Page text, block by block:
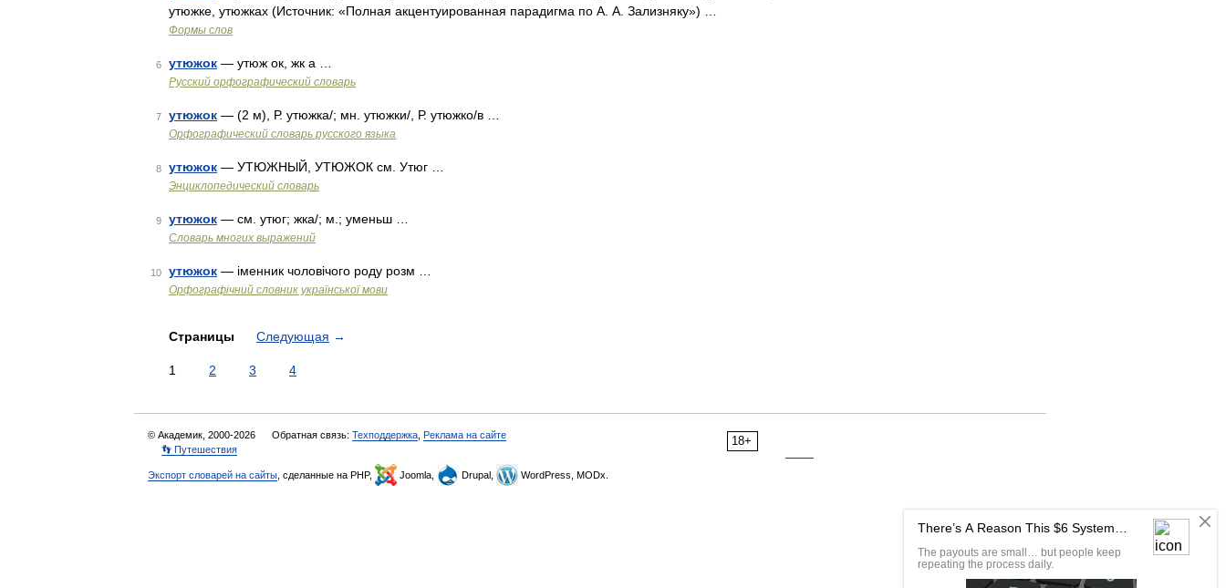
утюжке, утюжках (Источник: «Полная акцентуированная парадигма по А. А. Зализняку») …
Формы слов
6 утюжок — утюж ок, жк а …
Русский орфографический словарь
7 утюжок — (2 м), Р. утюжка/; мн. утюжки/, Р. утюжко/в …
Орфографический словарь русского языка
8 утюжок — УТЮЖНЫЙ, УТЮЖОК см. Утюг …
Энциклопедический словарь
9 утюжок — см. утюг; жка/; м.; уменьш …
Словарь многих выражений
10 утюжок — іменник чоловічого роду розм …
Орфографічний словник української мови
Страницы Следующая →
1 2 3 4
18+
© Академик, 2000-2026 Обратная связь: Техподдержка Реклама на сайте
👣 Путешествия
Экспорт словарей на сайты , сделанные на PHP, Joomla, Drupal, WordPress, MODx.